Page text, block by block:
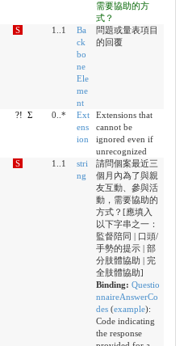
需要協助的方
式？
S 1..1
Ba
ck
bo
ne
Ele
me
nt
問題或量表項目
的回覆
?! Σ 0..*
Ext
ens
ion
Extensions that
cannot be
ignored even if
unrecognized
S 1..1
stri
ng
請問個案最近三
個月內為了與親
友互動、參與活
動，需要協助的
方式？[應填入
以下字串之一：
監督陪同 | 口頭/
手勢的提示 | 部
分肢體協助 | 完
全肢體協助]
Binding: Questio
nnaireAnswerCo
des(example):
Code indicating
the response